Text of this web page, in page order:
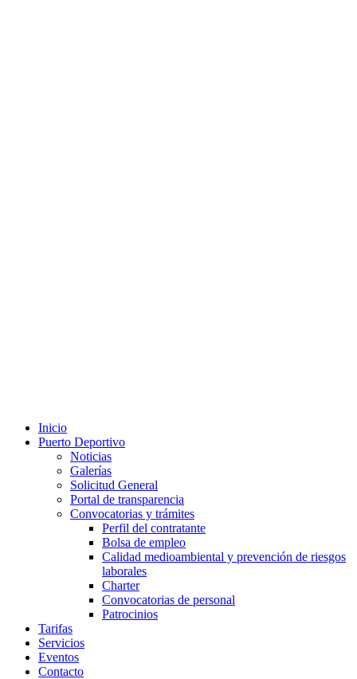
Inicio
Puerto Deportivo
Noticias
Galerías
Solicitud General
Portal de transparencia
Convocatorias y trámites
Perfil del contratante
Bolsa de empleo
Calidad medioambiental y prevención de riesgos
laborales
Charter
Convocatorias de personal
Patrocinios
Tarifas
Servicios
Eventos
Contacto